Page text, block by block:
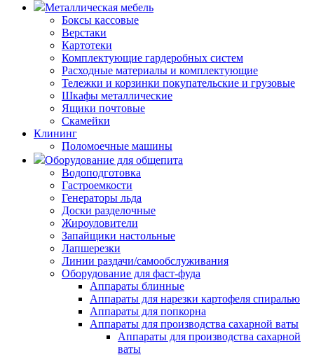
Металлическая мебель
Боксы кассовые
Верстаки
Картотеки
Комплектующие гардеробных систем
Расходные материалы и комплектующие
Тележки и корзинки покупательские и грузовые
Шкафы металлические
Ящики почтовые
Скамейки
Клининг
Поломоечные машины
Оборудование для общепита
Водоподготовка
Гастроемкости
Генераторы льда
Доски разделочные
Жироуловители
Запайщики настольные
Лапшерезки
Линии раздачи/самообслуживания
Оборудование для фаст-фуда
Аппараты блинные
Аппараты для нарезки картофеля спиралью
Аппараты для попкорна
Аппараты для производства сахарной ваты
Аппараты для производства сахарной
ваты